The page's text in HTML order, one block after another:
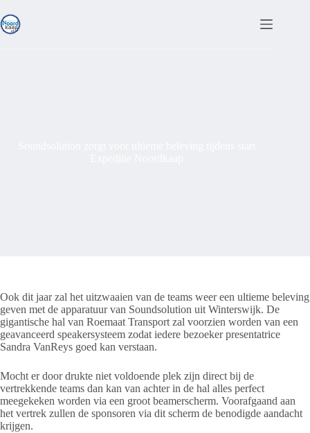
naar
de
Ook dit jaar zal het uitzwaaien van de teams weer een ultieme beleving
geven met de apparatuur van Soundsolution uit Winterswijk. De
gigantische hal van Roemaat Transport zal voorzien worden van een
geavanceerd speakersysteem zodat iedere bezoeker presentatrice
Sandra VanReys goed kan verstaan.
Mocht er door drukte niet voldoende plek zijn direct bij de
vertrekkende teams dan kan van achter in de hal alles perfect
meegekeken worden via een groot beamerscherm. Voorafgaand aan
het vertrek zullen de sponsoren via dit scherm de benodigde aandacht
krijgen.